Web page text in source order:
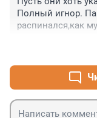
Полный игнор.
распинался,как